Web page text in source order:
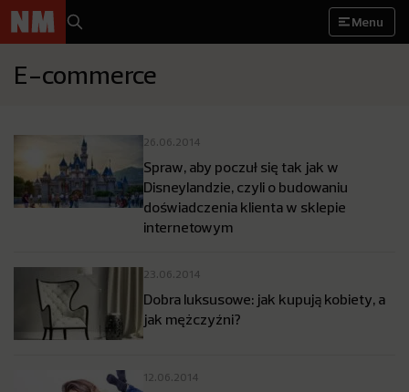
Menu
E-commerce
26.06.2014
Spraw, aby poczuł się tak jak w
Disneylandzie, czyli o budowaniu
doświadczenia klienta w sklepie
internetowym
23.06.2014
Dobra luksusowe: jak kupują kobiety, a
jak mężczyźni?
12.06.2014